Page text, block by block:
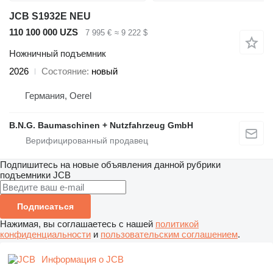
JCB S1932E NEU
110 100 000 UZS
7 995 € ≈ 9 222 $
Ножничный подъемник
2026
Состояние новый
Германия, Oerel
B.N.G. Baumaschinen + Nutzfahrzeug GmbH
Подпишитесь на новые объявления данной рубрики
подъемники JCB
Подписаться
Нажимая, вы соглашаетесь с нашей политикой
конфиденциальности и пользовательским соглашением.
Информация о JCB